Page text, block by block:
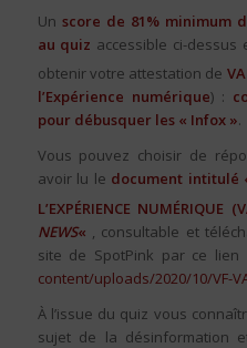
Un score de 81% minimum
au quiz accessible ci-
obtenir votre attestation de
l’Expérience numérique) :
pour débusquer les « Infox ».
Vous pouvez choisir de
avoir lu le document intitulé «
L’EXPÉRIENCE NUMÉRIQUE
NEWS« , consultable et
site de SpotPink par ce lien
content/uploads/2020/10/VF-
À l’issue du quiz vous
sujet de la désinformation